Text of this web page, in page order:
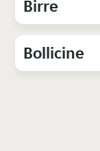
Birre
Bollicine